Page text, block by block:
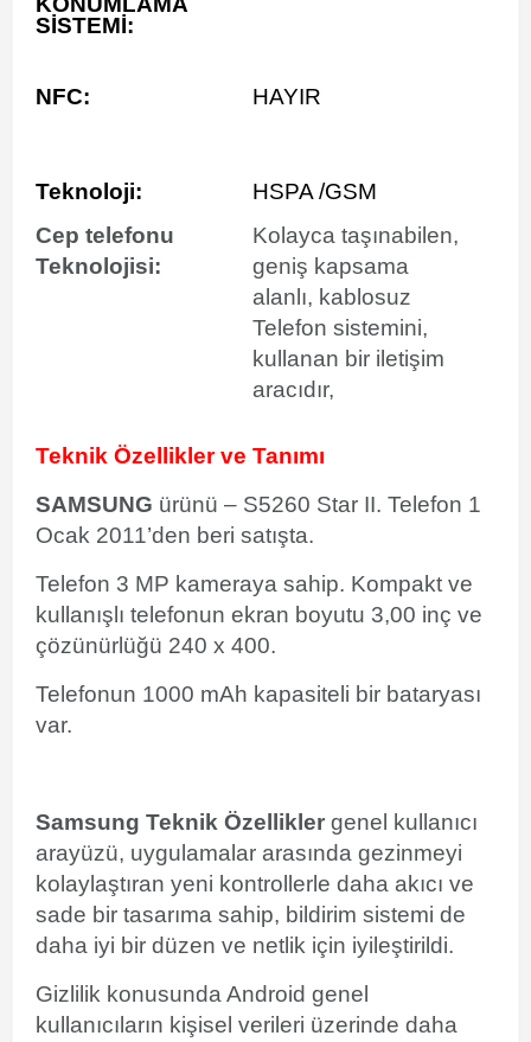
SİSTEMİ:
NFC: HAYIR
Teknoloji:
Cep telefonu
Teknolojisi:
HSPA /GSM
Kolayca taşınabilen,
geniş kapsama
alanlı, kablosuz
Telefon sistemini,
kullanan bir iletişim
aracıdır,
Teknik Özellikler ve Tanımı
SAMSUNG ürünü – S5260 Star II. Telefon 1
Ocak 2011’den beri satışta.
Telefon 3 MP kameraya sahip. Kompakt ve
kullanışlı telefonun ekran boyutu 3,00 inç ve
çözünürlüğü 240 x 400.
Telefonun 1000 mAh kapasiteli bir bataryası
var.
Samsung Teknik Özellikler genel kullanıcı
arayüzü, uygulamalar arasında gezinmeyi
kolaylaştıran yeni kontrollerle daha akıcı ve
sade bir tasarıma sahip, bildirim sistemi de
daha iyi bir düzen ve netlik için iyileştirildi.
Gizlilik konusunda Android genel
kullanıcıların kişisel verileri üzerinde daha